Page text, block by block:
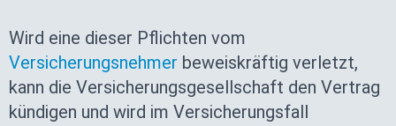
Wird eine dieser Pflichten vom
Versicherungsnehmer beweiskräftig verletzt,
kann die Versicherungsgesellschaft den Vertrag
kündigen und wird im Versicherungsfall